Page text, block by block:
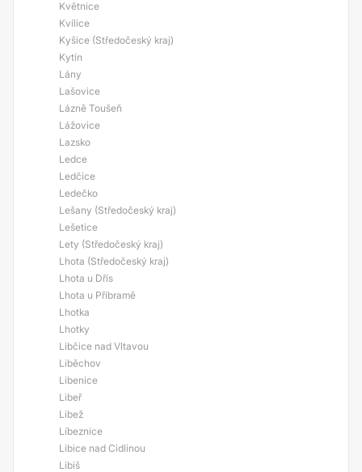
Květnice
Kvílice
Kyšice (Středočeský kraj)
Kytín
Lány
Lašovice
Lázně Toušeň
Lážovice
Lazsko
Ledce
Ledčice
Ledečko
Lešany (Středočeský kraj)
Lešetice
Lety (Středočeský kraj)
Lhota (Středočeský kraj)
Lhota u Dřís
Lhota u Příbramě
Lhotka
Lhotky
Libčice nad Vltavou
Liběchov
Libenice
Libeř
Libež
Líbeznice
Libice nad Cidlinou
Libiš